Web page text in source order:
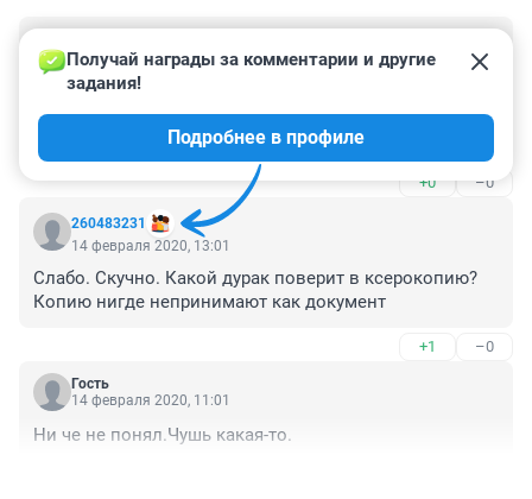
15 февраля 2020, 10:33
Запрещаете снюс - запрещайте и сигареты. Видимо
производители сигарет занесли чемодан бабла кому-
+0 –0
260483231
Получай награды за комментарии и другие
задания!
Подробнее в профиле
14 февраля 2020, 13:01
Слабо. Скучно. Какой дурак поверит в ксерокопию?
Копию нигде непринимают как документ
+1 –0
Гость
14 февраля 2020, 11:01
Ни че не понял.Чушь какая-то.